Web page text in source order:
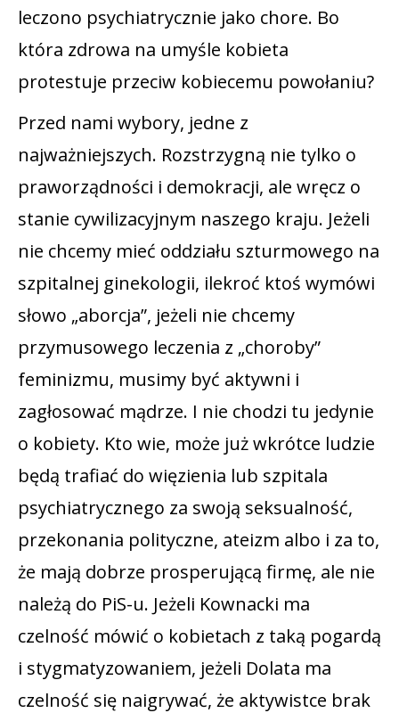
leczono psychiatrycznie jako chore. Bo
która zdrowa na umyśle kobieta
protestuje przeciw kobiecemu powołaniu?
Przed nami wybory, jedne z
najważniejszych. Rozstrzygną nie tylko o
praworządności i demokracji, ale wręcz o
stanie cywilizacyjnym naszego kraju. Jeżeli
nie chcemy mieć oddziału szturmowego na
szpitalnej ginekologii, ilekroć ktoś wymówi
słowo „aborcja”, jeżeli nie chcemy
przymusowego leczenia z „choroby”
feminizmu, musimy być aktywni i
zagłosować mądrze. I nie chodzi tu jedynie
o kobiety. Kto wie, może już wkrótce ludzie
będą trafiać do więzienia lub szpitala
psychiatrycznego za swoją seksualność,
przekonania polityczne, ateizm albo i za to,
że mają dobrze prosperującą firmę, ale nie
należą do PiS-u. Jeżeli Kownacki ma
czelność mówić o kobietach z taką pogardą
i stygmatyzowaniem, jeżeli Dolata ma
czelność się naigrywać, że aktywistce brak